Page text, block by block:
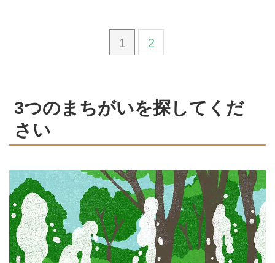
1 2
3つのまちがいを探してくだ
さい